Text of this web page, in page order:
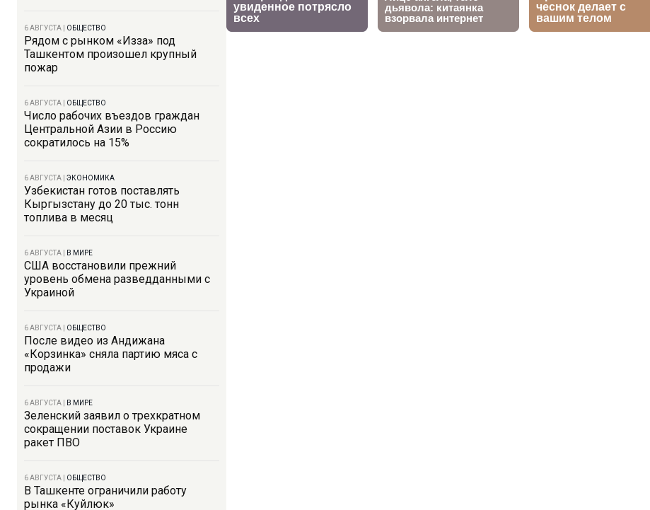
6 АВГУСТА ОБЩЕСТВО
Рядом с рынком «Изза» под
Ташкентом произошел крупный
пожар
6 АВГУСТА ОБЩЕСТВО
Число рабочих въездов граждан
Центральной Азии в Россию
сократилось на 15%
6 АВГУСТА ЭКОНОМИКА
Узбекистан готов поставлять
Кыргызстану до 20 тыс. тонн
топлива в месяц
6 АВГУСТА В МИРЕ
США восстановили прежний
уровень обмена разведданными с
Украиной
6 АВГУСТА ОБЩЕСТВО
После видео из Андижана
«Корзинка» сняла партию мяса с
продажи
6 АВГУСТА В МИРЕ
Зеленский заявил о трехкратном
сокращении поставок Украине
ракет ПВО
6 АВГУСТА ОБЩЕСТВО
В Ташкенте ограничили работу
рынка «Куйлюк»